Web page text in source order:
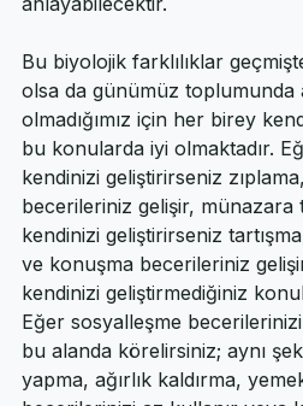
sağlayabilecek ve ihtiyaçlarını
Bu biyolojik farklılıklar
olsa da günümüz toplumunda
olmadığımız için her birey
bu konularda iyi olmaktadır.
kendinizi geliştirirseniz
becerileriniz gelişir, münazara
kendinizi geliştirirseniz
ve konuşma becerileriniz
kendinizi geliştirmediğiniz
Eğer sosyalleşme
bu alanda körelirsiniz; aynı